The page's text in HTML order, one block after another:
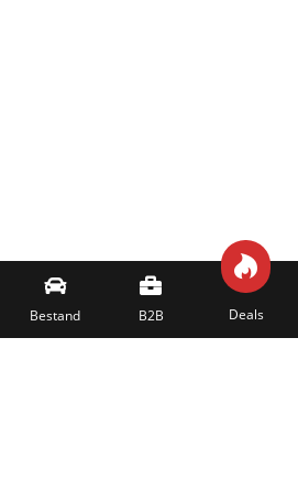

Bestand

B2B

Deals